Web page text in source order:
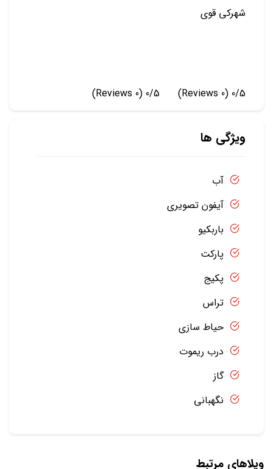
شهرکی قوی
0/5
(0 Reviews)
0/5
(0 Reviews)
ویژگی ها
آب
آیفون تصویری
باربکیو
پارکت
پکیج
تراس
حیاط سازی
درب ریموت
گاز
نگهبانی
ویلاهای مرتبط